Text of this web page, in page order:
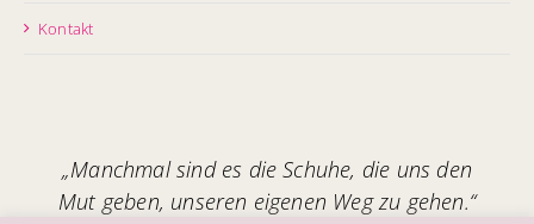
Kontakt
„Manchmal sind es die Schuhe, die uns den
Mut geben, unseren eigenen Weg zu gehen.“